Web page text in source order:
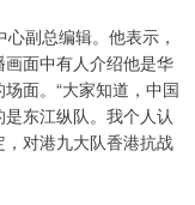
副总编辑。他表示，
面中有人介绍他是华
面。“大家知道，中国
东江纵队。我个人认
对港九大队香港抗战